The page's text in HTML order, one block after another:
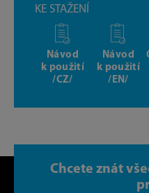
KE STAŽENÍ
Návod
k použití
/CZ/
Návod
k použití
/EN/
Chcete znát